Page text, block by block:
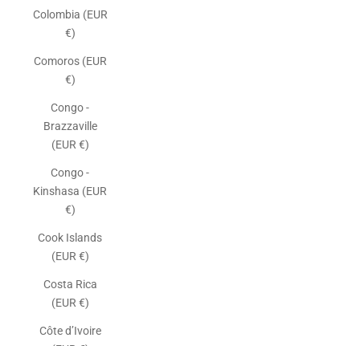
Colombia (EUR
€)
Comoros (EUR
€)
Congo -
Brazzaville
(EUR €)
Congo -
Kinshasa (EUR
€)
Cook Islands
(EUR €)
Costa Rica
(EUR €)
Côte d’Ivoire